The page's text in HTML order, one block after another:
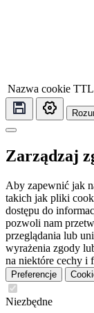
Nazwa cookie TTL
Zarządzaj
Aby zapewnić jak
takich jak pliki
dostępu do
pozwoli nam
przeglądania lub
wyrażenia zgody
na niektóre cechy i
Preferencje
Niezbędne